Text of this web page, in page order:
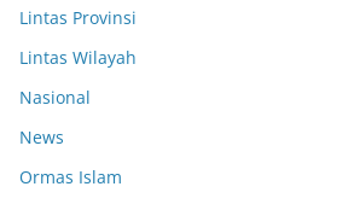
Lintas Provinsi
Lintas Wilayah
Nasional
News
Ormas Islam